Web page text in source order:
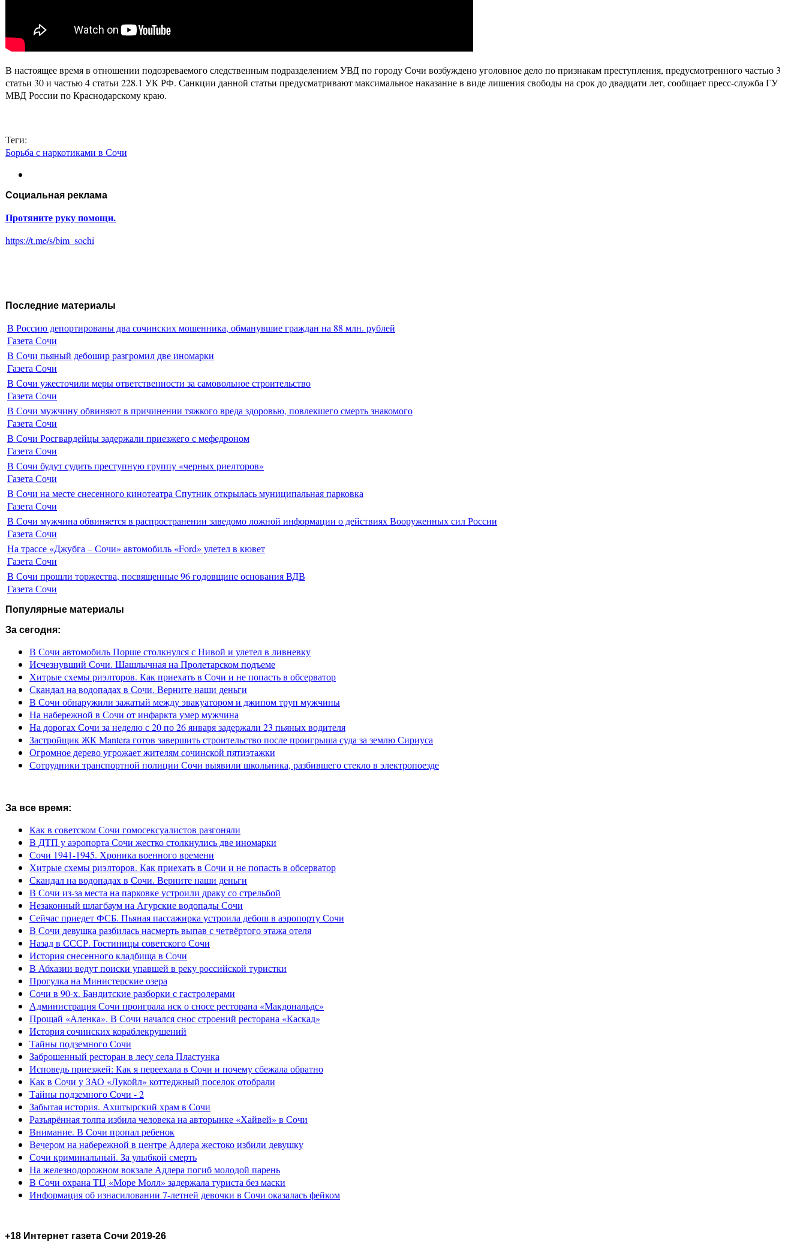
В настоящее время в отношении подозреваемого следственным подразделением УВД по городу Сочи возбуждено уголовное дело по признакам преступления, предусмотренного частью 3
статьи 30 и частью 4 статьи 228.1 УК РФ. Санкции данной статьи предусматривают максимальное наказание в виде лишения свободы на срок до двадцати лет, сообщает пресс-служба ГУ
МВД России по Краснодарскому краю.
Теги:
Борьба с наркотиками в Сочи
Социальная реклама
Протяните руку помощи.
https://t.me/s/bim_sochi
Последние материалы
В Россию депортированы два сочинских мошенника, обманувшие граждан на 88 млн. рублей
Газета Сочи
В Сочи пьяный дебошир разгромил две иномарки
Газета Сочи
В Сочи ужесточили меры ответственности за самовольное строительство
Газета Сочи
В Сочи мужчину обвиняют в причинении тяжкого вреда здоровью, повлекшего смерть знакомого
Газета Сочи
В Сочи Росгвардейцы задержали приезжего с мефедроном
Газета Сочи
В Сочи будут судить преступную группу «черных риелторов»
Газета Сочи
В Сочи на месте снесенного кинотеатра Спутник открылась муниципальная парковка
Газета Сочи
В Сочи мужчина обвиняется в распространении заведомо ложной информации о действиях Вооруженных сил России
Газета Сочи
На трассе «Джубга – Сочи» автомобиль «Ford» улетел в кювет
Газета Сочи
В Сочи прошли торжества, посвященные 96 годовщине основания ВДВ
Газета Сочи
Популярные материалы
За сегодня:
В Сочи автомобиль Порше столкнулся с Нивой и улетел в ливневку
Исчезнувший Сочи. Шашлычная на Пролетарском подъеме
Хитрые схемы риэлторов. Как приехать в Сочи и не попасть в обсерватор
Скандал на водопадах в Сочи. Верните наши деньги
В Сочи обнаружили зажатый между эвакуатором и джипом труп мужчины
На набережной в Сочи от инфаркта умер мужчина
На дорогах Сочи за неделю с 20 по 26 января задержали 23 пьяных водителя
Застройщик ЖК Mantera готов завершить строительство после проигрыша суда за землю Сириуса
Огромное дерево угрожает жителям сочинской пятиэтажки
Сотрудники транспортной полиции Сочи выявили школьника, разбившего стекло в электропоезде
За все время:
Как в советском Сочи гомосексуалистов разгоняли
В ДТП у аэропорта Сочи жестко столкнулись две иномарки
Сочи 1941-1945. Хроника военного времени
Хитрые схемы риэлторов. Как приехать в Сочи и не попасть в обсерватор
Скандал на водопадах в Сочи. Верните наши деньги
В Сочи из-за места на парковке устроили драку со стрельбой
Незаконный шлагбаум на Агурские водопады Сочи
Сейчас приедет ФСБ. Пьяная пассажирка устроила дебош в аэропорту Сочи
В Сочи девушка разбилась насмерть выпав с четвёртого этажа отеля
Назад в СССР. Гостиницы советского Сочи
История снесенного кладбища в Сочи
В Абхазии ведут поиски упавшей в реку российской туристки
Прогулка на Министерские озера
Сочи в 90-х. Бандитские разборки с гастролерами
Администрация Сочи проиграла иск о сносе ресторана «Макдональдс»
Прощай «Аленка». В Сочи начался снос строений ресторана «Каскад»
История сочинских кораблекрушений
Тайны подземного Сочи
Заброшенный ресторан в лесу села Пластунка
Исповедь приезжей: Как я переехала в Сочи и почему сбежала обратно
Как в Сочи у ЗАО «Лукойл» коттеджный поселок отобрали
Тайны подземного Сочи - 2
Забытая история. Ахштырский храм в Сочи
Разъярённая толпа избила человека на авторынке «Хайвей» в Сочи
Внимание. В Сочи пропал ребенок
Вечером на набережной в центре Адлера жестоко избили девушку
Сочи криминальный. За улыбкой смерть
На железнодорожном вокзале Адлера погиб молодой парень
В Сочи охрана ТЦ «Море Молл» задержала туриста без маски
Информация об изнасиловании 7-летней девочки в Сочи оказалась фейком
+18 Интернет газета Сочи 2019-26